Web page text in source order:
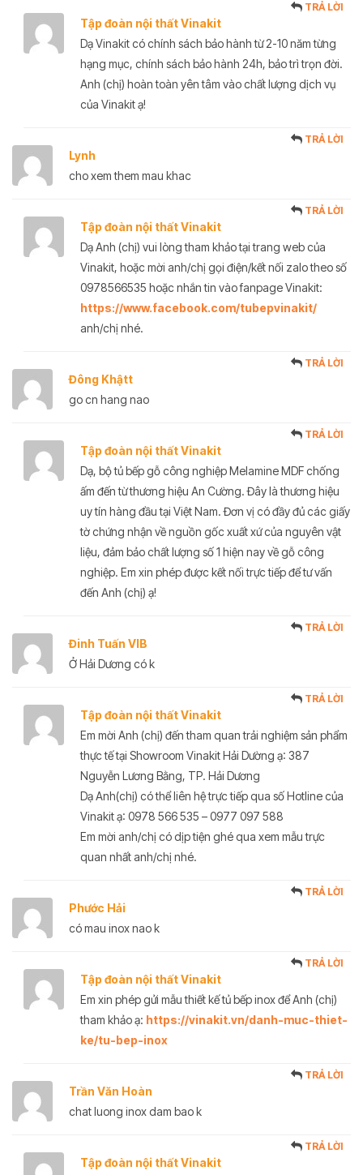
Tập đoàn nội thất Vinakit
TRẢ LỜI
Dạ Vinakit có chính sách bảo hành từ 2-10 năm từng
hạng mục, chính sách bảo hành 24h, bảo trì trọn đời.
Anh (chị) hoàn toàn yên tâm vào chất lượng dịch vụ
của Vinakit ạ!
Lynh
TRẢ LỜI
cho xem them mau khac
Tập đoàn nội thất Vinakit
TRẢ LỜI
Dạ Anh (chị) vui lòng tham khảo tại trang web của
Vinakit, hoặc mời anh/chị gọi điện/kết nối zalo theo số
0978566535 hoặc nhắn tin vào fanpage Vinakit:
https://www.facebook.com/tubepvinakit/
anh/chị nhé.
Đông Khậtt
TRẢ LỜI
go cn hang nao
Tập đoàn nội thất Vinakit
TRẢ LỜI
Dạ, bộ tủ bếp gỗ công nghiệp Melamine MDF chống
ấm đến từ thương hiệu An Cường. Đây là thương hiệu
uy tín hàng đầu tại Việt Nam. Đơn vị có đầy đủ các giấy
tờ chứng nhận về nguồn gốc xuất xứ của nguyên vật
liệu, đảm bảo chất lượng số 1 hiện nay về gỗ công
nghiệp. Em xin phép được kết nối trực tiếp để tư vấn
đến Anh (chị) ạ!
Đinh Tuấn VIB
TRẢ LỜI
Ở Hải Dương có k
Tập đoàn nội thất Vinakit
TRẢ LỜI
Em mời Anh (chị) đến tham quan trải nghiệm sản phẩm
thực tế tại Showroom Vinakit Hải Dường ạ: 387
Nguyễn Lương Bằng, TP. Hải Dương
Dạ Anh(chị) có thể liên hệ trực tiếp qua số Hotline của
Vinakit ạ: 0978 566 535 – 0977 097 588
Em mời anh/chị có dịp tiện ghé qua xem mẫu trực
quan nhất anh/chị nhé.
Phước Hải
TRẢ LỜI
có mau inox nao k
Tập đoàn nội thất Vinakit
TRẢ LỜI
Em xin phép gửi mẫu thiết kế tủ bếp inox để Anh (chị)
tham khảo ạ: https://vinakit.vn/danh-muc-thiet-
ke/tu-bep-inox
Trần Văn Hoàn
TRẢ LỜI
chat luong inox dam bao k
Tập đoàn nội thất Vinakit
TRẢ LỜI